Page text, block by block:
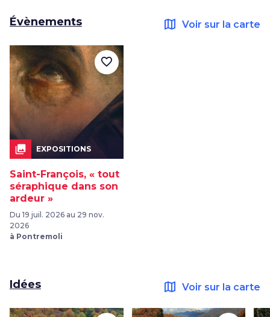
Évènements map Voir sur la carte
collections EXPOSITIONS
Saint-François, « tout
séraphique dans son
ardeur »
Du 19 juil. 2026 au 29 nov.
2026
à Pontremoli
favorite_border
Idées map Voir sur la carte